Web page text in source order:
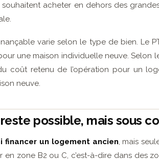
acheter en dehors des
varie selon le type de bien. Le
une maison individuelle neuve. Selon
coût retenu de l’opération pour un
neuve.
reste possible, mais sous
financer un logement ancien, mais
zone B2 ou C, c’est-à-dire dans des